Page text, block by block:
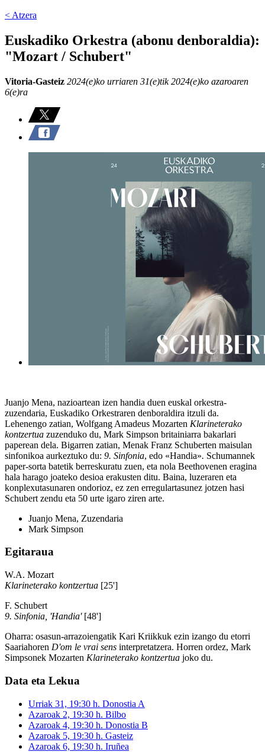
< Atzera
Euskadiko Orkestra (abonu denboraldia):
"Mozart / Schubert"
Vitoria-Gasteiz 2024(e)ko urriaren 31(e)tik 2024(e)ko azaroaren
6(e)ra
Juanjo Mena, nazioartean izen handia duen euskal orkestra-
zuzendaria, Euskadiko Orkestraren denboraldira itzuli da.
Lehenengo zatian, Wolfgang Amadeus Mozarten Klarineterako
kontzertua zuzenduko du, Mark Simpson britainiarra bakarlari
paperean dela. Bigarren zatian, Menak Franz Schuberten maisulan
sinfonikoa aurkeztuko du: 9. Sinfonia, edo «Handia». Schumannek
paper-sorta batetik berreskuratu zuen, eta nola Beethovenen eragina
hala harago joateko desioa erakusten ditu. Baina, luzeraren eta
konplexutasunaren ondorioz, ez zen erregulartasunez jotzen hasi
Schubert zendu eta 50 urte igaro ziren arte.
Juanjo Mena, Zuzendaria
Mark Simpson
Egitaraua
W.A. Mozart
Klarineterako kontzertua [25']
F. Schubert
9. Sinfonia, 'Handia'[48']
Oharra: osasun-arrazoiengatik Kari Kriikkuk ezin izango du etorri
Saariahoren D'om le vrai sens interpretatzera. Horren ordez, Mark
Simpsonek Mozarten Klarineterako kontzertua joko du.
Data eta Lekua
Urriak 31, 19:30 h. Donostia A
Azaroak 2, 19:30 h. Bilbo
Azaroak 4, 19:30 h. Donostia B
Azaroak 5, 19:30 h. Gasteiz
Azaroak 6, 19:30 h. Iruñea